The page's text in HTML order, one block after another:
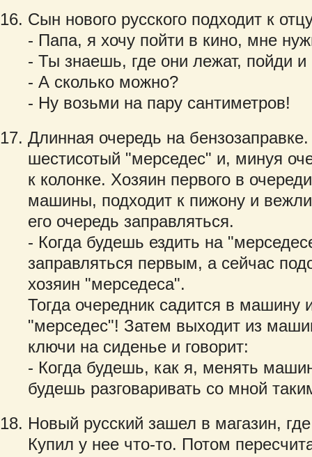
Сын нового русского подходит к
- Папа, я хочу пойти в кино, мне
- Ты знаешь, где они лежат, пойди и
- А сколько можно?
- Ну возьми на пару сантиметров!
Длинная очередь на
шестисотый "мерседес" и, минуя
к колонке. Хозяин первого в
машины, подходит к пижону и
его очередь заправляться.
- Когда будешь ездить на
заправляться первым, а сейчас
хозяин "мерседеса".
Тогда очередник садится в машину
"мерседес"! Затем выходит из
ключи на сиденье и говорит:
- Когда будешь, как я, менять
будешь разговаривать со мной
Новый русский зашел в магазин,
Купил у нее что-то. Потом